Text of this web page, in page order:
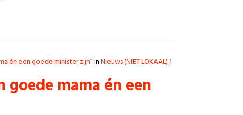
én een goede minister zijn”inNieuws (NIET LOKAAL)1
mama én een